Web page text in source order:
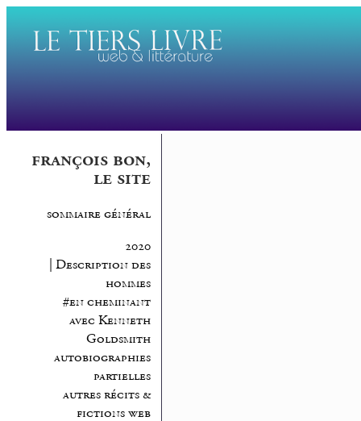
françois bon,
le site
sommaire général
2020
| Description des
hommes
#en cheminant
avec Kenneth
Goldsmith
autobiographies
partielles
autres récits &
fictions web